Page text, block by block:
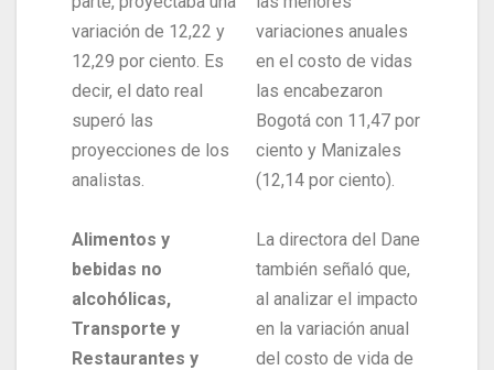
variación de 12,22 y
12,29 por ciento. Es
decir, el dato real
superó las
proyecciones de los
analistas.
Alimentos y
bebidas no
alcohólicas,
Transporte y
Restaurantes y
variaciones anuales
en el costo de vidas
las encabezaron
Bogotá con 11,47 por
ciento y Manizales
(12,14 por ciento).
La directora del Dane
también señaló que,
al analizar el impacto
en la variación anual
del costo de vida de